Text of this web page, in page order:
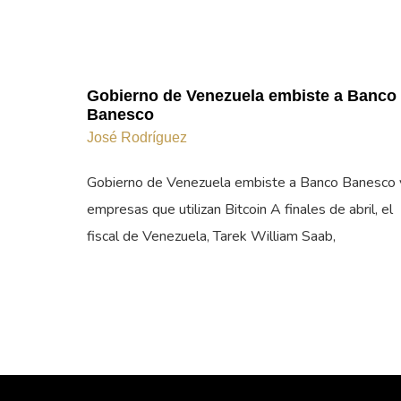
Gobierno de Venezuela embiste a Banco
Banesco
José Rodríguez
Gobierno de Venezuela embiste a Banco Banesco
empresas que utilizan Bitcoin A finales de abril, el
fiscal de Venezuela, Tarek William Saab,